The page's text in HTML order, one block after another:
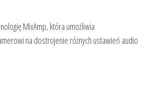
MixAmp, która umożliwia
na dostrojenie różnych ustawień audio